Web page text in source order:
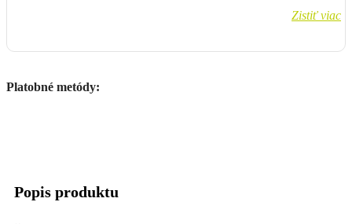
Zistiť viac
Platobné metódy:
Popis produktu